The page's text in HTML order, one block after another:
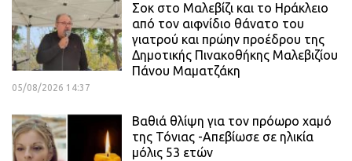
Σοκ στο Μαλεβίζι και το Ηράκλειο
από τον αιφνίδιο θάνατο του
γιατρού και πρώην προέδρου της
Δημοτικής Πινακοθήκης Μαλεβιζίου
Πάνου Μαματζάκη
05/08/2026 14:37
Βαθιά θλίψη για τον πρόωρο χαμό
της Τόνιας -Απεβίωσε σε ηλικία
μόλις 53 ετών